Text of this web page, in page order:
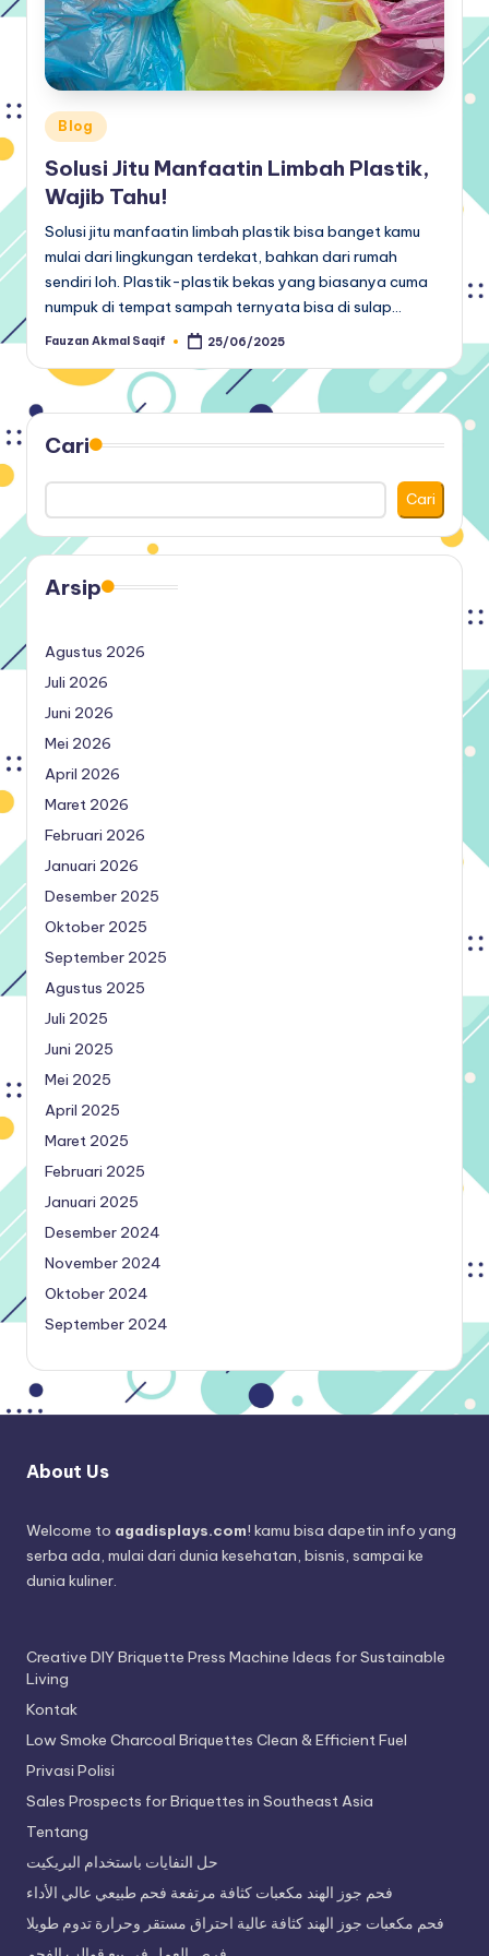
Posted
in
Blog
Solusi Jitu Manfaatin Limbah Plastik,
Wajib Tahu!
Solusi jitu manfaatin limbah plastik bisa banget kamu
mulai dari lingkungan terdekat, bahkan dari rumah
sendiri loh. Plastik-plastik bekas yang biasanya cuma
numpuk di tempat sampah ternyata bisa di sulap…
Posted
Fauzan Akmal Saqif 25/06/2025
Cari
Cari
Arsip
Agustus 2026
Juli 2026
Juni 2026
Mei 2026
April 2026
Maret 2026
Februari 2026
Januari 2026
Desember 2025
Oktober 2025
September 2025
Agustus 2025
Juli 2025
Juni 2025
Mei 2025
April 2025
Maret 2025
Februari 2025
Januari 2025
Desember 2024
November 2024
Oktober 2024
September 2024
About Us
Welcome to agadisplays.com! kamu bisa dapetin info yang
serba ada, mulai dari dunia kesehatan, bisnis, sampai ke
dunia kuliner.
Creative DIY Briquette Press Machine Ideas for Sustainable
Living
Kontak
Low Smoke Charcoal Briquettes Clean & Efficient Fuel
Privasi Polisi
Sales Prospects for Briquettes in Southeast Asia
Tentang
حل النفايات باستخدام البريكيت
فحم جوز الهند مكعبات كثافة مرتفعة فحم طبيعي عالي الأداء
فحم مكعبات جوز الهند كثافة عالية احتراق مستقر وحرارة تدوم طويلا